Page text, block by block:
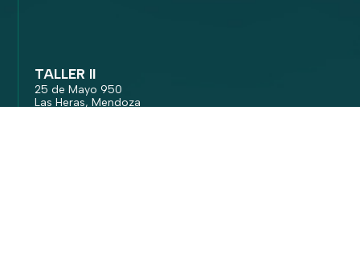
TALLER II
25 de Mayo 950
Las Heras, Mendoza